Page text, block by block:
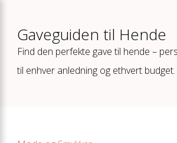
Gaveguiden til Hende
Find den perfekte gave til hende –
til enhver anledning og ethvert budget.